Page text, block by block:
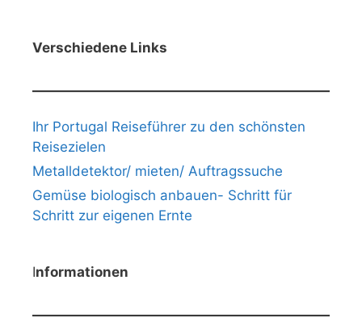
Verschiedene Links
Ihr Portugal Reiseführer zu den schönsten
Reisezielen
Metalldetektor/ mieten/ Auftragssuche
Gemüse biologisch anbauen- Schritt für
Schritt zur eigenen Ernte
Informationen